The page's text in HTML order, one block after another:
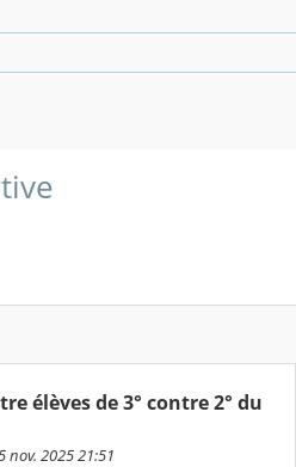
élèves de 3° contre 2° du
nov. 2025 21:51